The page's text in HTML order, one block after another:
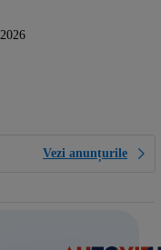
2026
Vezi anunțurile